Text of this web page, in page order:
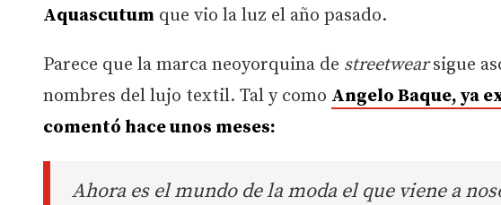
Aquascutum que vio la luz el año pasado.
Parece que la marca neoyorquina de streetwearsigue
nombres del lujo textil. Tal y como Angelo Baque, ya
comentó hace unos meses:
Ahora es el mundo de la moda el que viene a